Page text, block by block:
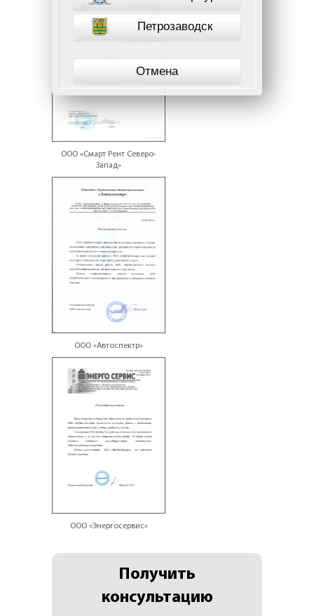
ООО «Смарт Рент Северо-
Запад»
ООО «Автоспектр»
ООО «Энергосервис»
Получить
консультацию
Петрозаводск
Отмена